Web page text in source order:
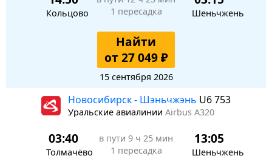
Кольцово
1 пересадка
Шеньчжень
Найти
от 27 049 ₽
15 сентября 2026
Новосибирск - Шэньчжэнь U6 753
Уральские авиалинии Airbus A320
03:40
Толмачёво
в пути 9 ч 25 мин
1 пересадка
13:05
Шеньчжень